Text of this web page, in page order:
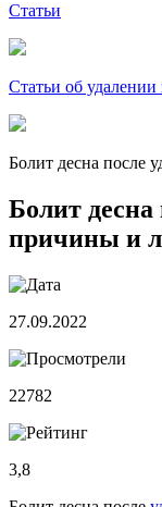
Статьи
Статьи об удалении
Болит десна после
Болит десна
причины и
27.09.2022
22782
3,8